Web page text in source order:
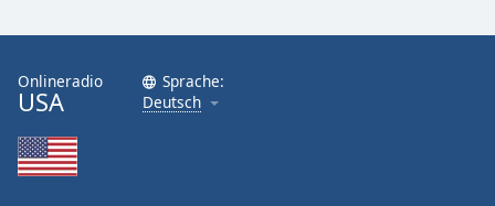
Onlineradio
USA
Sprache:
Deutsch